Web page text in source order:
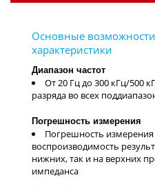
Диапазон частот
От 20 Гц до 300 кГц/500
разряда во всех
Погрешность измерения
Погрешность измерения
воспроизводимость
нижних, так и на верхних
импеданса